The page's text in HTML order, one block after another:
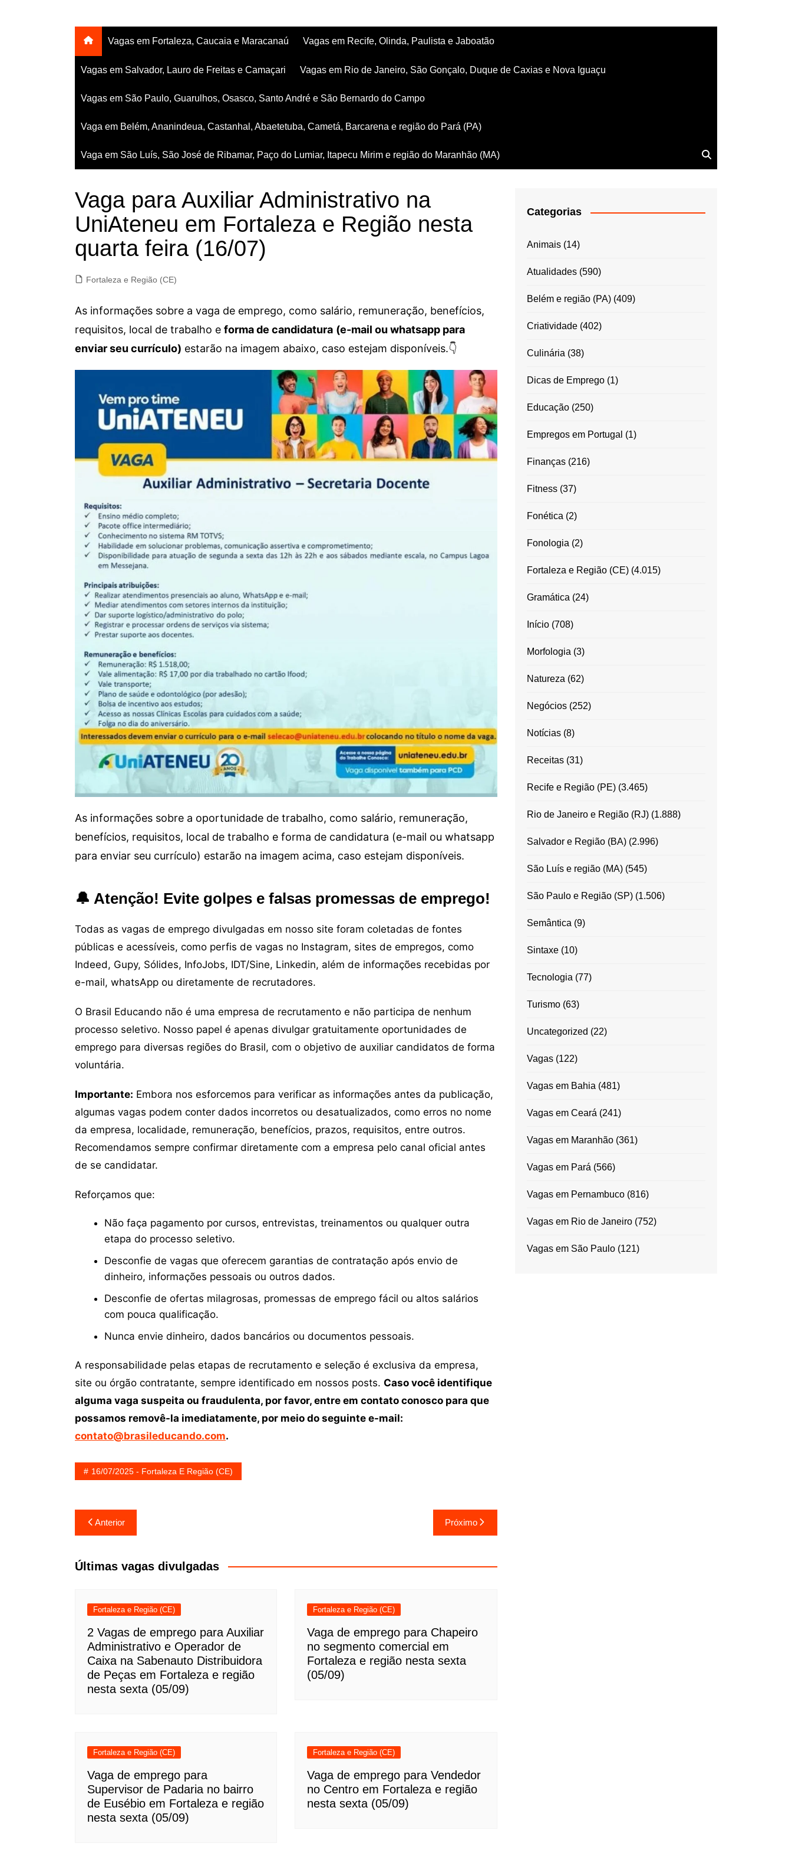
Vagas em Fortaleza, Caucaia e Maracanaú Vagas em Recife, Olinda, Paulista e Jaboatão
Vagas em Salvador, Lauro de Freitas e Camaçari Vagas em Rio de Janeiro, São Gonçalo, Duque de Caxias e Nova Iguaçu
Vagas em São Paulo, Guarulhos, Osasco, Santo André e São Bernardo do Campo
Vaga em Belém, Ananindeua, Castanhal, Abaetetuba, Cametá, Barcarena e região do Pará (PA)
Vaga em São Luís, São José de Ribamar, Paço do Lumiar, Itapecu Mirim e região do Maranhão (MA)
Vaga para Auxiliar Administrativo na
UniAteneu em Fortaleza e Região nesta
quarta feira (16/07)
Fortaleza e Região (CE)
As informações sobre a vaga de emprego, como salário, remuneração, benefícios,
requisitos, local de trabalho e forma de candidatura (e-mail ou whatsapp para
enviar seu currículo) estarão na imagem abaixo, caso estejam disponíveis.👇
As informações sobre a oportunidade de trabalho, como salário, remuneração,
benefícios, requisitos, local de trabalho e forma de candidatura (e-mail ou whatsapp
para enviar seu currículo) estarão na imagem acima, caso estejam disponíveis.
🔔 Atenção! Evite golpes e falsas promessas de emprego!
Todas as vagas de emprego divulgadas em nosso site foram coletadas de fontes
públicas e acessíveis, como perfis de vagas no Instagram, sites de empregos, como
Indeed, Gupy, Sólides, InfoJobs, IDT/Sine, Linkedin, além de informações recebidas por
e-mail, whatsApp ou diretamente de recrutadores.
O Brasil Educando não é uma empresa de recrutamento e não participa de nenhum
processo seletivo. Nosso papel é apenas divulgar gratuitamente oportunidades de
emprego para diversas regiões do Brasil, com o objetivo de auxiliar candidatos de forma
voluntária.
Importante: Embora nos esforcemos para verificar as informações antes da publicação,
algumas vagas podem conter dados incorretos ou desatualizados, como erros no nome
da empresa, localidade, remuneração, benefícios, prazos, requisitos, entre outros.
Recomendamos sempre confirmar diretamente com a empresa pelo canal oficial antes
de se candidatar.
Reforçamos que:
Não faça pagamento por cursos, entrevistas, treinamentos ou qualquer outra
etapa do processo seletivo.
Desconfie de vagas que oferecem garantias de contratação após envio de
dinheiro, informações pessoais ou outros dados.
Desconfie de ofertas milagrosas, promessas de emprego fácil ou altos salários
com pouca qualificação.
Nunca envie dinheiro, dados bancários ou documentos pessoais.
A responsabilidade pelas etapas de recrutamento e seleção é exclusiva da empresa,
site ou órgão contratante, sempre identificado em nossos posts. Caso você identifique
alguma vaga suspeita ou fraudulenta, por favor, entre em contato conosco para que
possamos removê-la imediatamente, por meio do seguinte e-mail:
contato@brasileducando.com.
16/07/2025 - Fortaleza E Região (CE)
Navegação
de
Post
Anterior Próximo
Últimas vagas divulgadas
Fortaleza e Região (CE)
2 Vagas de emprego para Auxiliar
Administrativo e Operador de
Caixa na Sabenauto Distribuidora
de Peças em Fortaleza e região
nesta sexta (05/09)
Fortaleza e Região (CE)
Vaga de emprego para Chapeiro
no segmento comercial em
Fortaleza e região nesta sexta
(05/09)
Fortaleza e Região (CE)
Vaga de emprego para
Supervisor de Padaria no bairro
de Eusébio em Fortaleza e região
nesta sexta (05/09)
Fortaleza e Região (CE)
Vaga de emprego para Vendedor
no Centro em Fortaleza e região
nesta sexta (05/09)
Categorias
Animais(14)
Atualidades(590)
Belém e região (PA)(409)
Criatividade(402)
Culinária (38)
Dicas de Emprego(1)
Educação(250)
Empregos em Portugal (1)
Finanças(216)
Fitness(37)
Fonética (2)
Fonologia (2)
Fortaleza e Região (CE)(4.015)
Gramática (24)
Início(708)
Morfologia (3)
Natureza (62)
Negócios(252)
Notícias(8)
Receitas(31)
Recife e Região (PE)(3.465)
Rio de Janeiro e Região (RJ)(1.888)
Salvador e Região (BA)(2.996)
São Luís e região (MA)(545)
São Paulo e Região (SP)(1.506)
Semântica (9)
Sintaxe(10)
Tecnologia (77)
Turismo(63)
Uncategorized (22)
Vagas(122)
Vagas em Bahia (481)
Vagas em Ceará (241)
Vagas em Maranhão(361)
Vagas em Pará (566)
Vagas em Pernambuco(816)
Vagas em Rio de Janeiro(752)
Vagas em São Paulo(121)